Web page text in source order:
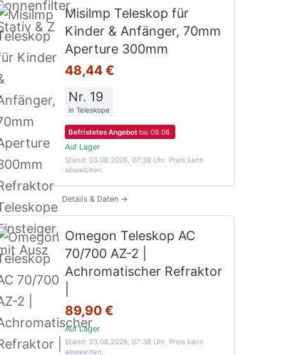
Misilmp Teleskop für
Kinder & Anfänger, 70mm
Aperture 300mm
48,44 €
Nr. 19
in Teleskope
Befristetes Angebotbis 09.08.
Auf Lager
Stand: 03.08.2026, 07:38 Uhr. Preis kann
abweichen.
Details & Daten →
Omegon Teleskop AC
70/700 AZ-2 |
Achromatischer Refraktor
89,90 €
Auf Lager
Stand: 03.08.2026, 07:38 Uhr. Preis kann
abweichen.